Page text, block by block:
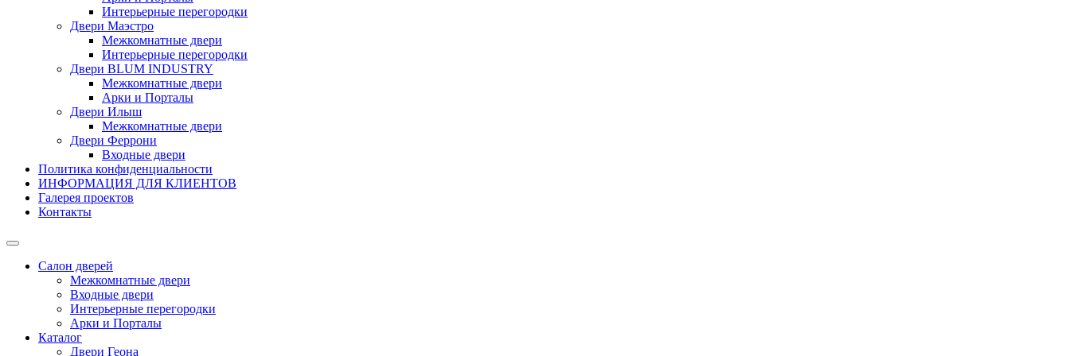
Интерьерные перегородки
Двери Маэстро
Межкомнатные двери
Интерьерные перегородки
Двери BLUM INDUSTRY
Межкомнатные двери
Арки и Порталы
Двери Илыш
Межкомнатные двери
Двери Феррони
Входные двери
Политика конфиденциальности
ИНФОРМАЦИЯ ДЛЯ КЛИЕНТОВ
Галерея проектов
Контакты
Салон дверей
Межкомнатные двери
Входные двери
Интерьерные перегородки
Арки и Порталы
Каталог
Двери Геона